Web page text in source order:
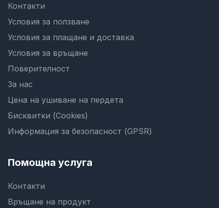
Контакти
Условия за ползване
Условия за плащане и доставка
Условия за връщане
Поверителност
За нас
Цена на ушиване на пердета
Бисквитки (Cookies)
Информация за безопасност (GPSR)
Помощна услуга
Контакти
Връщане на продукт